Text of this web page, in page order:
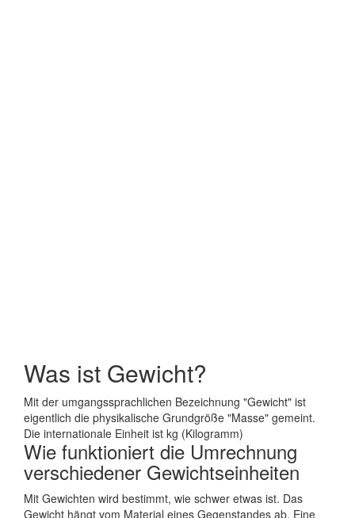
Was ist Gewicht?
Mit der umgangssprachlichen Bezeichnung "Gewicht" ist
eigentlich die physikalische Grundgröße "Masse" gemeint.
Die internationale Einheit ist kg (Kilogramm)
Wie funktioniert die Umrechnung
verschiedener Gewichtseinheiten
Mit Gewichten wird bestimmt, wie schwer etwas ist. Das
Gewicht hängt vom Material eines Gegenstandes ab. Eine